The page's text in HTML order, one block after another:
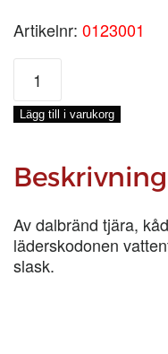
Artikelnr: 0123001
BURK
60-
ML
Lägg till i varukorg
Beskrivning
Av dalbränd tjära,
läderskodonen
slask.